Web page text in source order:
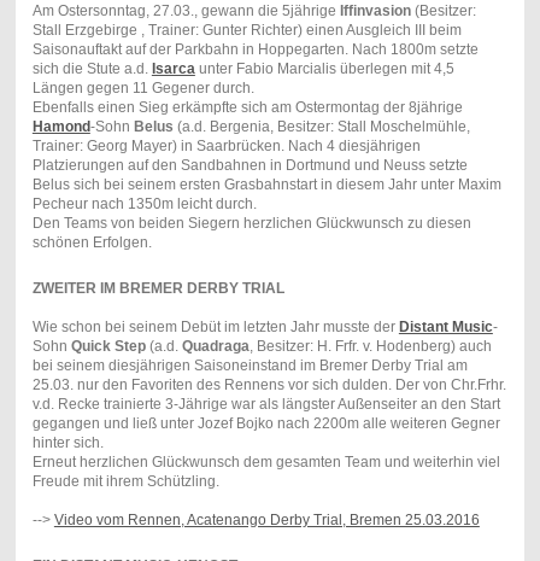
Am Ostersonntag, 27.03., gewann die 5jährige Iffinvasion (Besitzer:
Stall Erzgebirge , Trainer: Gunter Richter) einen Ausgleich III beim
Saisonauftakt auf der Parkbahn in Hoppegarten. Nach 1800m setzte
sich die Stute a.d. Isarca unter Fabio Marcialis überlegen mit 4,5
Längen gegen 11 Gegener durch.
Ebenfalls einen Sieg erkämpfte sich am Ostermontag der 8jährige
Hamond-Sohn Belus (a.d. Bergenia, Besitzer: Stall Moschelmühle,
Trainer: Georg Mayer) in Saarbrücken. Nach 4 diesjährigen
Platzierungen auf den Sandbahnen in Dortmund und Neuss setzte
Belus sich bei seinem ersten Grasbahnstart in diesem Jahr unter Maxim
Pecheur nach 1350m leicht durch.
Den Teams von beiden Siegern herzlichen Glückwunsch zu diesen
schönen Erfolgen.
ZWEITER IM BREMER DERBY TRIAL
Wie schon bei seinem Debüt im letzten Jahr musste der Distant Music-
Sohn Quick Step(a.d. Quadraga , Besitzer: H. Frfr. v. Hodenberg) auch
bei seinem diesjährigen Saisoneinstand im Bremer Derby Trial am
25.03. nur den Favoriten des Rennens vor sich dulden. Der von Chr.Frhr.
v.d. Recke trainierte 3-Jährige war als längster Außenseiter an den Start
gegangen und ließ unter Jozef Bojko nach 2200m alle weiteren Gegner
hinter sich.
Erneut herzlichen Glückwunsch dem gesamten Team und weiterhin viel
Freude mit ihrem Schützling.
--> Video vom Rennen, Acatenango Derby Trial, Bremen 25.03.2016